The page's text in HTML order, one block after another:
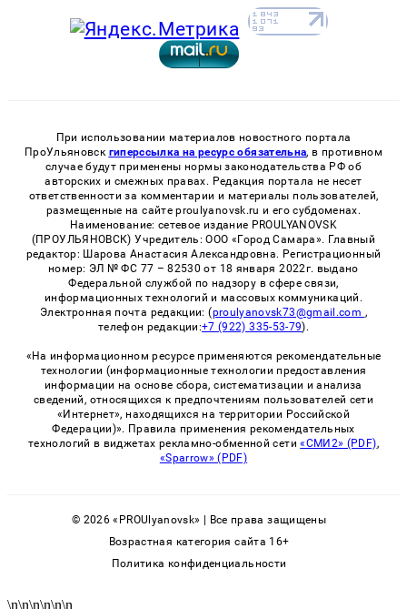
При использовании материалов новостного портала
ПроУльяновск гиперссылка на ресурс обязательна, в противном
случае будут применены нормы законодательства РФ об
авторских и смежных правах. Редакция портала не несет
ответственности за комментарии и материалы пользователей,
размещенные на сайте proulyanovsk.ru и его субдоменах.
Наименование: сетевое издание PROULYANOVSK
(ПРОУЛЬЯНОВСК) Учредитель: ООО «Город Самара». Главный
редактор: Шарова Анастасия Александровна. Регистрационный
номер: ЭЛ № ФС 77 – 82530 от 18 января 2022г. выдано
Федеральной службой по надзору в сфере связи,
информационных технологий и массовых коммуникаций.
Электронная почта редакции: (proulyanovsk73@gmail.com ,
телефон редакции:+7 (922) 335-53-79).
«На информационном ресурсе применяются рекомендательные
технологии (информационные технологии предоставления
информации на основе сбора, систематизации и анализа
сведений, относящихся к предпочтениям пользователей сети
«Интернет», находящихся на территории Российской
Федерации)». Правила применения рекомендательных
технологий в виджетах рекламно-обменной сети«СМИ2» (PDF),
«Sparrow» (PDF)
© 2026 «PROUlyanovsk» | Все права защищены
Возрастная категория сайта 16+
Политика конфиденциальности
\n\n\n\n\n\n